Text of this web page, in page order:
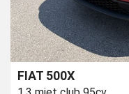
FIAT 500X